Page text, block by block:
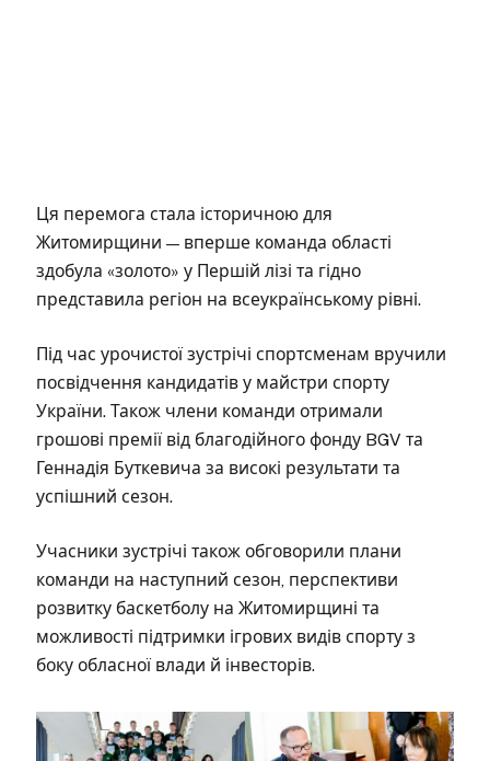
Ця перемога стала історичною для
Житомирщини — вперше команда області
здобула «золото» у Першій лізі та гідно
представила регіон на всеукраїнському рівні.
Під час урочистої зустрічі спортсменам вручили
посвідчення кандидатів у майстри спорту
України. Також члени команди отримали
грошові премії від благодійного фонду BGV та
Геннадія Буткевича за високі результати та
успішний сезон.
Учасники зустрічі також обговорили плани
команди на наступний сезон, перспективи
розвитку баскетболу на Житомирщині та
можливості підтримки ігрових видів спорту з
боку обласної влади й інвесторів.